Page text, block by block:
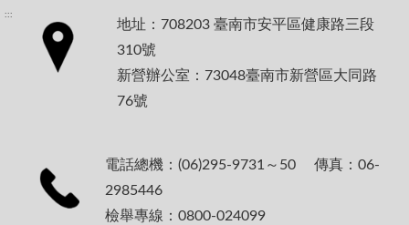
:::
地址：708203 臺南市安平區健康路三段
310號
新營辦公室：73048臺南市新營區大同路
76號
電話總機：(06)295-9731～50 傳真：06-
2985446
檢舉專線：0800-024099